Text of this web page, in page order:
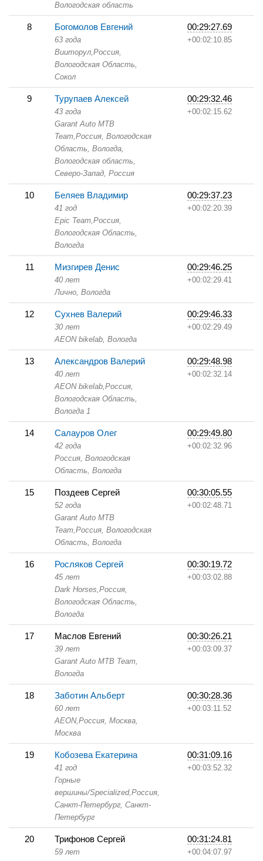
Вологодская область
8 Богомолов Евгений
63 года
Вииторул,Россия,
Вологодская Область,
Сокол
00:29:27.69
+00:02:10.85
9 Турупаев Алексей
43 года
Garant Auto MTB
Team,Россия, Вологодская
Область, Вологда,
Вологодская область,
Северо-Запад, Россия
00:29:32.46
+00:02:15.62
10 Беляев Владимир
41 год
Epic Team,Россия,
Вологодская Область,
Вологда
00:29:37.23
+00:02:20.39
11 Мизгирев Денис
40 лет
Лично, Вологда
00:29:46.25
+00:02:29.41
12 Сухнев Валерий
30 лет
AEON bikelab, Вологда
00:29:46.33
+00:02:29.49
13 Александров Валерий
40 лет
AEON bikelab,Россия,
Вологодская Область,
Вологда 1
00:29:48.98
+00:02:32.14
14 Салауров Олег
42 года
Россия, Вологодская
Область, Вологда
00:29:49.80
+00:02:32.96
15 Поздеев Сергей
52 года
Garant Auto MTB
Team,Россия, Вологодская
Область, Вологда
00:30:05.55
+00:02:48.71
16 Росляков Сергей
45 лет
Dark Horses,Россия,
Вологодская Область,
Вологда
00:30:19.72
+00:03:02.88
17 Маслов Евгений
39 лет
Garant Auto MTB Team,
Вологда
00:30:26.21
+00:03:09.37
18 Заботин Альберт
60 лет
AEON,Россия, Москва,
Москва
00:30:28.36
+00:03:11.52
19 Кобозева Екатерина
41 год
Горные
вершины/Specialized,Россия,
Санкт-Петербург, Санкт-
Петербург
00:31:09.16
+00:03:52.32
20 Трифонов Сергей
59 лет
00:31:24.81
+00:04:07.97